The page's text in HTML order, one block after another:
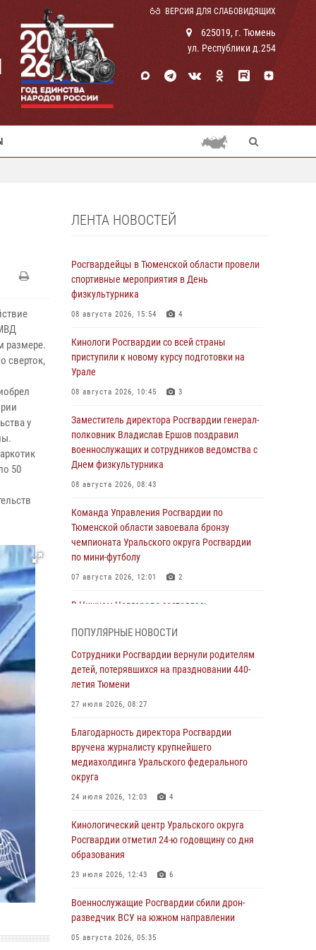
ВЕРСИЯ ДЛЯ СЛАБОВИДЯЩИХ
625019, г. Тюмень
ул. Республики д.254
размере.
сверток,
у
50
ЛЕНТА НОВОСТЕЙ
Росгвардейцы в Тюменской области провели
спортивные мероприятия в День
физкультурника
08 августа 2026, 15:54 4
Кинологи Росгвардии со всей страны
приступили к новому курсу подготовки на
Урале
08 августа 2026, 10:45 3
Заместитель директора Росгвардии генерал-
полковник Владислав Ершов поздравил
военнослужащих и сотрудников ведомства с
Днем физкультурника
08 августа 2026, 08:43
Команда Управления Росгвардии по
Тюменской области завоевала бронзу
чемпионата Уральского округа Росгвардии
по мини-футболу
07 августа 2026, 12:01 2
В Нижнем Новгороде состоялось
вопросам развития вневедомственной
охраны Росгвардии (видео)
07 августа 2026, 11:48 3 1
Тюмени
07 августа 2026, 10:57 5
Память военнослужащих, погибших в разные
годы при исполнении воинского долга,
Уральского округа Росгвардии
06 августа 2026, 12:38 6
Росгвардейцы в Тюменской области
напоминают о мерах безопасности
06 августа 2026, 12:33 2
ПОПУЛЯРНЫЕ НОВОСТИ
Сотрудники Росгвардии вернули родителям
детей, потерявшихся на праздновании 440-
летия Тюмени
27 июля 2026, 08:27
Благодарность директора Росгвардии
вручена журналисту крупнейшего
медиахолдинга Уральского федерального
округа
24 июля 2026, 12:03 4
Кинологический центр Уральского округа
Росгвардии отметил 24-ю годовщину со дня
образования
23 июля 2026, 12:43 6
Военнослужащие Росгвардии сбили дрон-
разведчик ВСУ на южном направлении
05 августа 2026, 05:35